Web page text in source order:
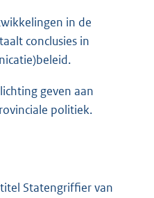
in de
conclusies in
geven aan
politiek.
Statengriffier van